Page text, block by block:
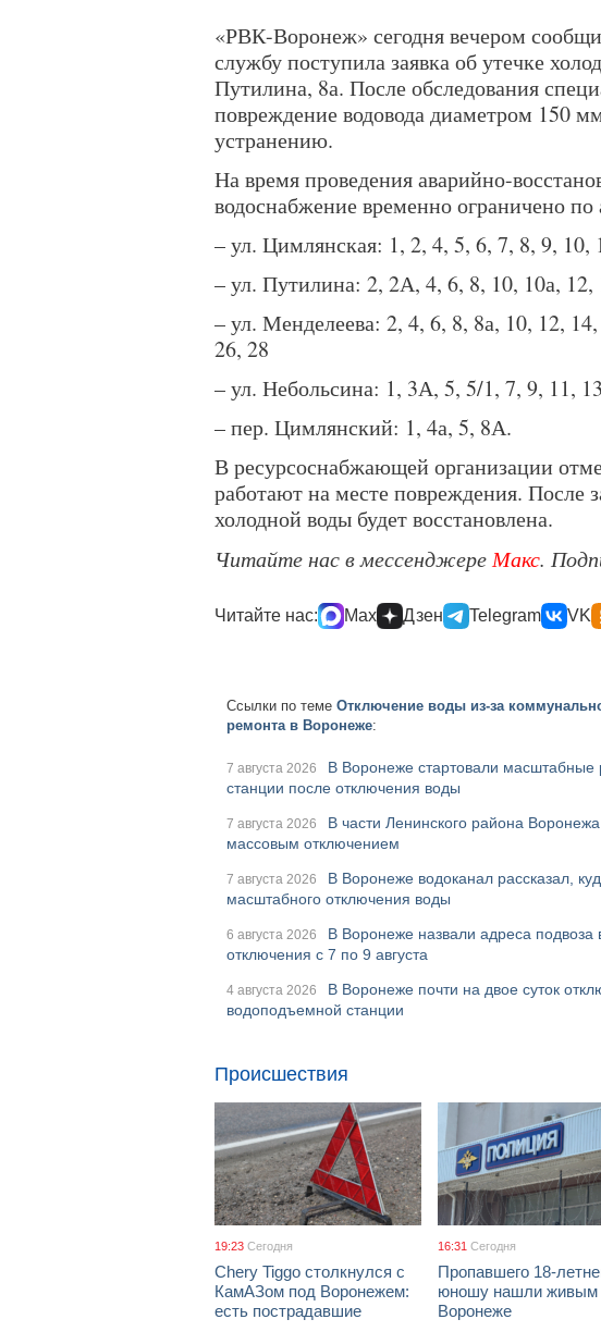
«РВК-Воронеж» сегодня вечером
службу поступила заявка об утечке
Путилина, 8а. После обследования
повреждение водовода диаметром 150
устранению.
На время проведения аварийно-
водоснабжение временно ограничено по
– ул. Цимлянская: 1, 2, 4, 5, 6, 7, 8, 9, 10,
– ул. Путилина: 2, 2А, 4, 6, 8, 10, 10а, 12,
– ул. Менделеева: 2, 4, 6, 8, 8а, 10, 12,
26, 28
– ул. Небольсина: 1, 3А, 5, 5/1, 7, 9, 11,
– пер. Цимлянский: 1, 4а, 5, 8А.
В ресурсоснабжающей организации
работают на месте повреждения. После
холодной воды будет восстановлена.
Читайте нас в мессенджере Макс.
Читайте нас: Max Дзен Telegram VK
Ссылки по теме Отключение воды из-за
ремонта в Воронеже:
7 августа 2026
В Воронеже стартовали
станции после отключения воды
7 августа 2026
В части Ленинского района
массовым отключением
7 августа 2026
В Воронеже водоканал рассказал,
масштабного отключения воды
6 августа 2026
В Воронеже назвали адреса
отключения с 7 по 9 августа
4 августа 2026
В Воронеже почти на двое суток
водоподъемной станции
Происшествия
19:23 Сегодня
Chery Tiggo столкнулся с
КамАЗом под Воронежем:
есть пострадавшие
16:31 Сегодня
Пропавшего 18-
юношу нашли живым
Воронеже